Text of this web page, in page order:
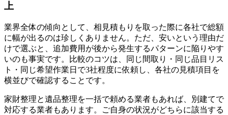
上
業界全体の傾向として、相見積もりを取った際に各社で総額
に幅が出るのは珍しくありません。ただ、安いという理由だ
けで選ぶと、追加費用が後から発生するパターンに陥りやす
いのも事実です。比較のコツは、同じ間取り・同じ品目リス
ト・同じ希望作業日で3社程度に依頼し、各社の見積項目を
横並びで確認することです。
家財整理と遺品整理を一括で頼める業者もあれば、別建てで
対応する業者もあります。ご自身の状況がどちらに該当する